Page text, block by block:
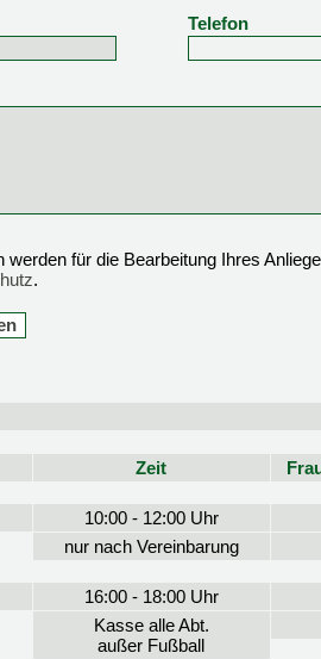
Telefon
werden für die Bearbeitung Ihres
.
Zeit
10:00 - 12:00 Uhr
nur nach Vereinbarung
16:00 - 18:00 Uhr
Kasse alle Abt.
außer Fußball